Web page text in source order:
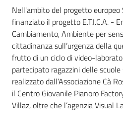
Servizi
Leggi
Atti
Bandi
Piani
Programmi
Nell'ambito del progetto
finanziato il progetto E.T.I.C.A. -
Cambiamento, Ambiente per
cittadinanza sull’urgenza della
frutto di un ciclo di video-
partecipato ragazzini delle
realizzato dall’Associazione Cà
il Centro Giovanile Pianoro
Villaz, oltre che l’agenzia Visual